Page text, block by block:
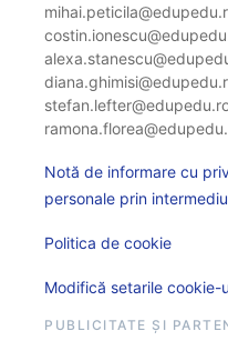
Notă de informare cu
personale prin
Politica de cookie
Modifică setarile cookie-
PUBLICITATE ȘI